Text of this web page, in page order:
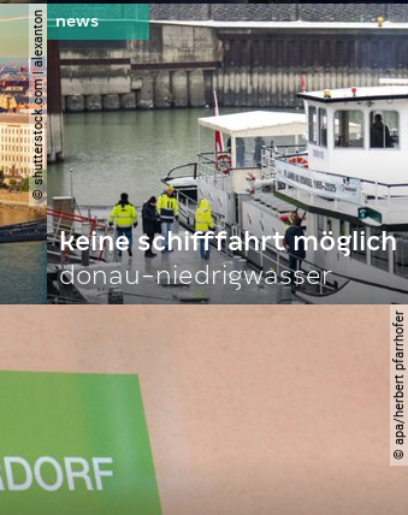
© shutterstock.com | alexanton
keine schifffahrt möglich
donau-niedrigwasser
© apa/herbert pfarrhofer